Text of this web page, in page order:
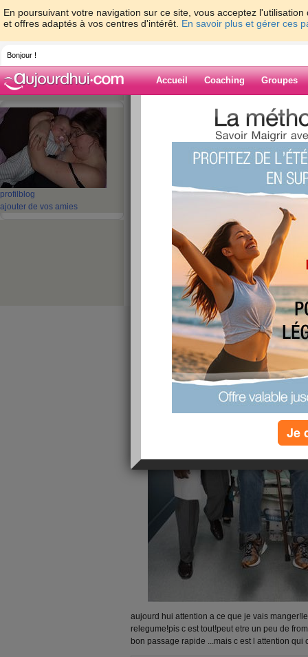
En poursuivant votre navigation sur ce site, vous acceptez
et offres adaptés à vos centres d'intérêt. En savoir plus et gérer ces
Bonjour !
Accueil Coaching Groupes
profil blog
ajouter de vos amies
> evangeline815 > ça
Blog de
ça va que 100 g
aujourd hui attention a ce que je vais
relegume!pis c est tout!peut etre un peu de
bon passage rapide ...mais c est l attention qui
Je